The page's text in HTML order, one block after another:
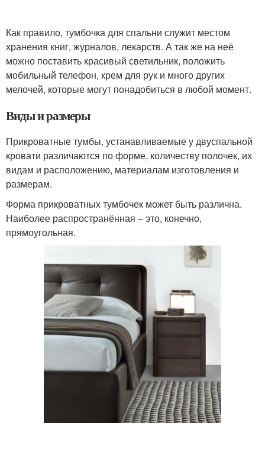
Как правило, тумбочка для спальни служит местом
хранения книг, журналов, лекарств. А так же на неё
можно поставить красивый светильник, положить
мобильный телефон, крем для рук и много других
мелочей, которые могут понадобиться в любой момент.
Виды и размеры
Прикроватные тумбы, устанавливаемые у двуспальной
кровати различаются по форме, количеству полочек, их
видам и расположению, материалам изготовления и
размерам.
Форма прикроватных тумбочек может быть различна.
Наиболее распространённая – это, конечно,
прямоугольная.